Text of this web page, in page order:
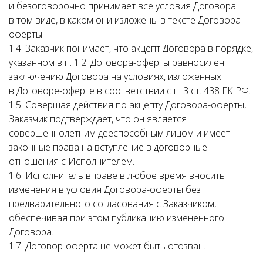
и безоговорочно принимает все условия Договора
в том виде, в каком они изложены в тексте Договора-
оферты.
1.4. Заказчик понимает, что акцепт Договора в порядке,
указанном в п. 1.2. Договора-оферты равносилен
заключению Договора на условиях, изложенных
в Договоре-оферте в соответствии с п. 3 ст. 438 ГК РФ.
1.5. Совершая действия по акцепту Договора-оферты,
Заказчик подтверждает, что он является
совершеннолетним дееспособным лицом и имеет
законные права на вступление в договорные
отношения с Исполнителем.
1.6. Исполнитель вправе в любое время вносить
изменения в условия Договора-оферты без
предварительного согласования с Заказчиком,
обеспечивая при этом публикацию измененного
Договора.
1.7. Договор-оферта не может быть отозван.